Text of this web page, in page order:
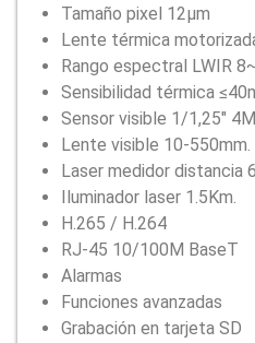
Tamaño pixel 12μm
Lente térmica
Rango espectral LWIR
Sensibilidad térmica
Sensor visible 1/1,25″
Lente visible 10-550mm.
Laser medidor distancia
Iluminador laser 1.5Km.
H.265 / H.264
RJ-45 10/100M BaseT
Alarmas
Funciones avanzadas
Grabación en tarjeta SD